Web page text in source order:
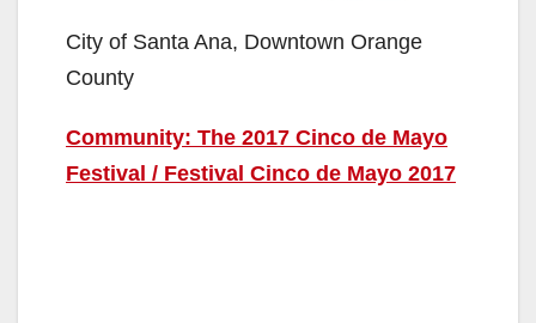
City of Santa Ana, Downtown Orange
County
Community: The 2017 Cinco de Mayo
Festival / Festival Cinco de Mayo 2017